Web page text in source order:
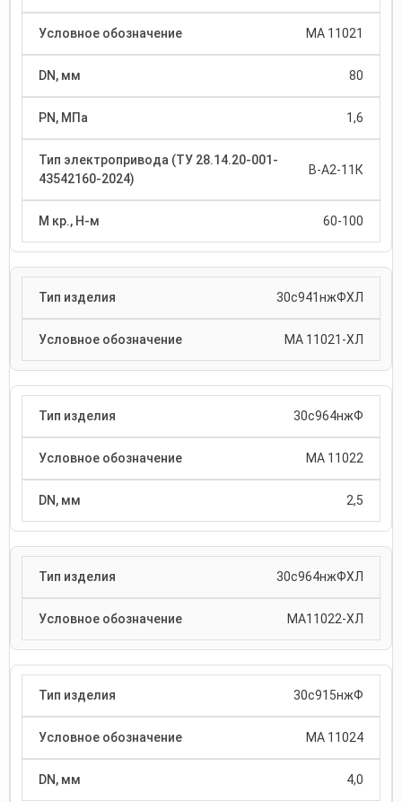
МА 11021
80
1,6
В-А2-11К
60-100
30с941нжФХЛ
МА 11021-ХЛ
30с964нжФ
МА 11022
2,5
30с964нжФХЛ
МА11022-ХЛ
30с915нжФ
МА 11024
4,0